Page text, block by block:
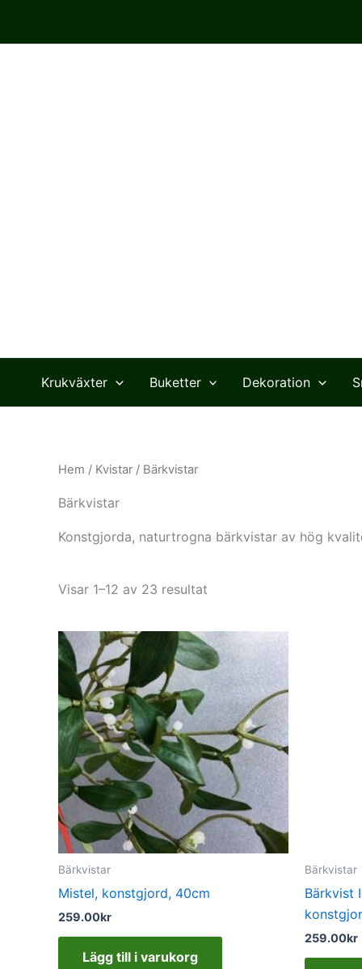
Krukväxter Buketter Dekoration
Hem / Kvistar / Bärkvistar
Bärkvistar
Konstgjorda, naturtrogna bärkvistar av hög
Visar 1–12 av 23 resultat
Bärkvistar
Mistel, konstgjord, 40cm
259.00kr
Lägg till i varukorg
Bärkvistar
Bärkvist
259.00kr